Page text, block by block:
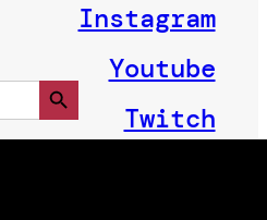
Search Button
Instagram
Youtube
Twitch